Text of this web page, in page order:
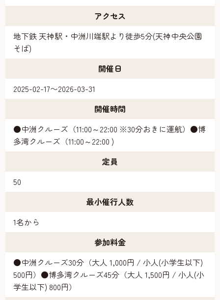
アクセス
地下鉄 天神駅・中洲川端駅より徒歩5分(天神中央公園
そば)
開催日
2025-02-17〜2026-03-31
開催時間
●中洲クルーズ（11:00～22:00 ※30分おきに運航）●博
多湾クルーズ（11:00～22:00 )
定員
50
最小催行人数
1名から
参加料金
●中洲クルーズ30分（大人 1,000円 / 小人(小学生以下)
500円）●博多湾クルーズ45分（大人 1,500円 / 小人(小
学生以下) 800円）